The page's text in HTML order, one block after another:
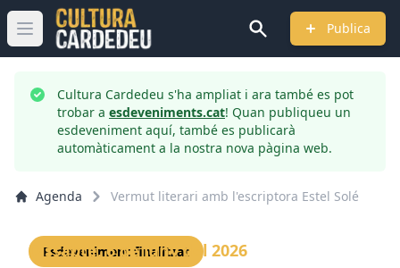
Obrir menú principal Publica
Cultura Cardedeu s'ha ampliat i ara també es pot
trobar a esdeveniments.cat! Quan publiqueu un
esdeveniment aquí, també es publicarà
automàticament a la nostra nova pàgina web.
Agenda Vermut literari amb l'escriptora Estel Solé
Esdeveniment finalitzat
Dissabte, 6 de juny del 2026